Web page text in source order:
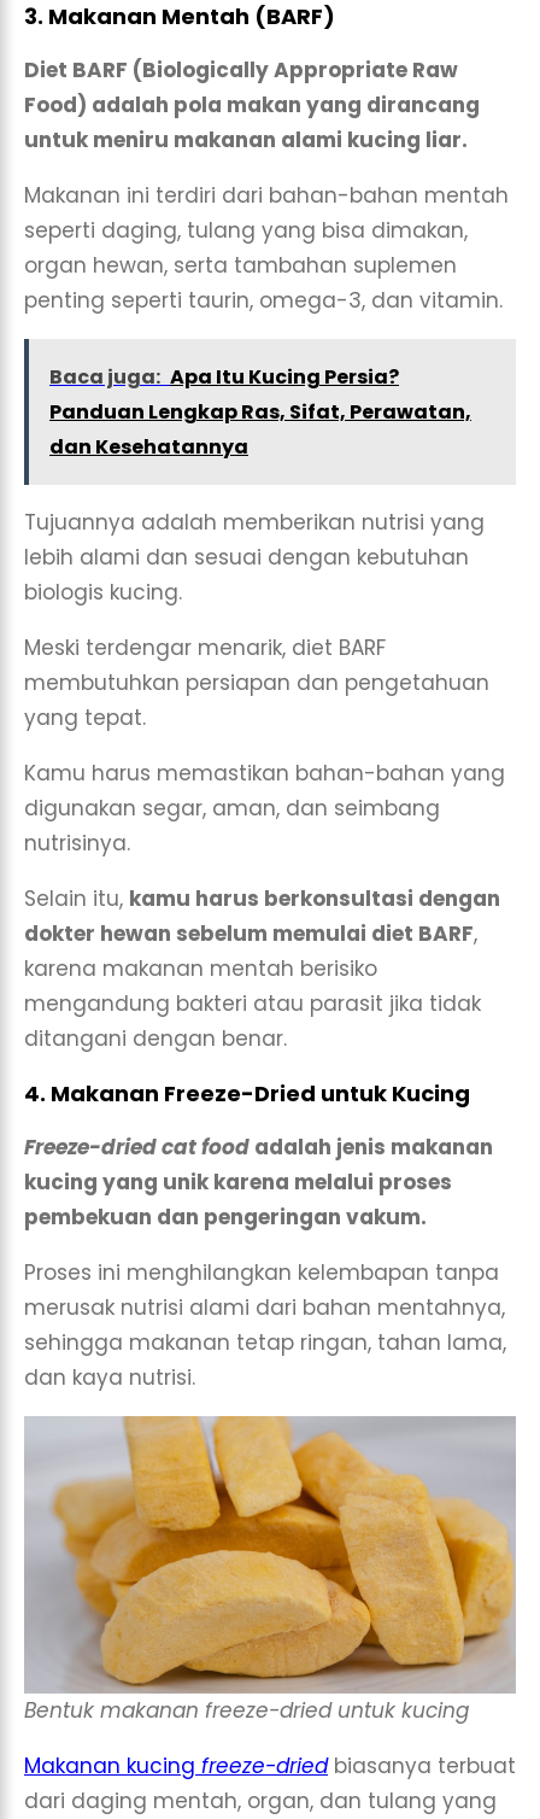
3. Makanan Mentah (BARF)
Diet BARF (Biologically Appropriate Raw
Food) adalah pola makan yang dirancang
untuk meniru makanan alami kucing liar.
Makanan ini terdiri dari bahan-bahan mentah
seperti daging, tulang yang bisa dimakan,
organ hewan, serta tambahan suplemen
penting seperti taurin, omega-3, dan vitamin.
Baca juga: Apa Itu Kucing Persia?
Panduan Lengkap Ras, Sifat, Perawatan,
dan Kesehatannya
Tujuannya adalah memberikan nutrisi yang
lebih alami dan sesuai dengan kebutuhan
biologis kucing.
Meski terdengar menarik, diet BARF
membutuhkan persiapan dan pengetahuan
yang tepat.
Kamu harus memastikan bahan-bahan yang
digunakan segar, aman, dan seimbang
nutrisinya.
Selain itu, kamu harus berkonsultasi dengan
dokter hewan sebelum memulai diet BARF,
karena makanan mentah berisiko
mengandung bakteri atau parasit jika tidak
ditangani dengan benar.
4. Makanan Freeze-Dried untuk Kucing
Freeze-dried cat food adalah jenis makanan
kucing yang unik karena melalui proses
pembekuan dan pengeringan vakum.
Proses ini menghilangkan kelembapan tanpa
merusak nutrisi alami dari bahan mentahnya,
sehingga makanan tetap ringan, tahan lama,
dan kaya nutrisi.
Bentuk makanan freeze-dried untuk kucing
Makanan kucing freeze-driedbiasanya terbuat
dari daging mentah, organ, dan tulang yang